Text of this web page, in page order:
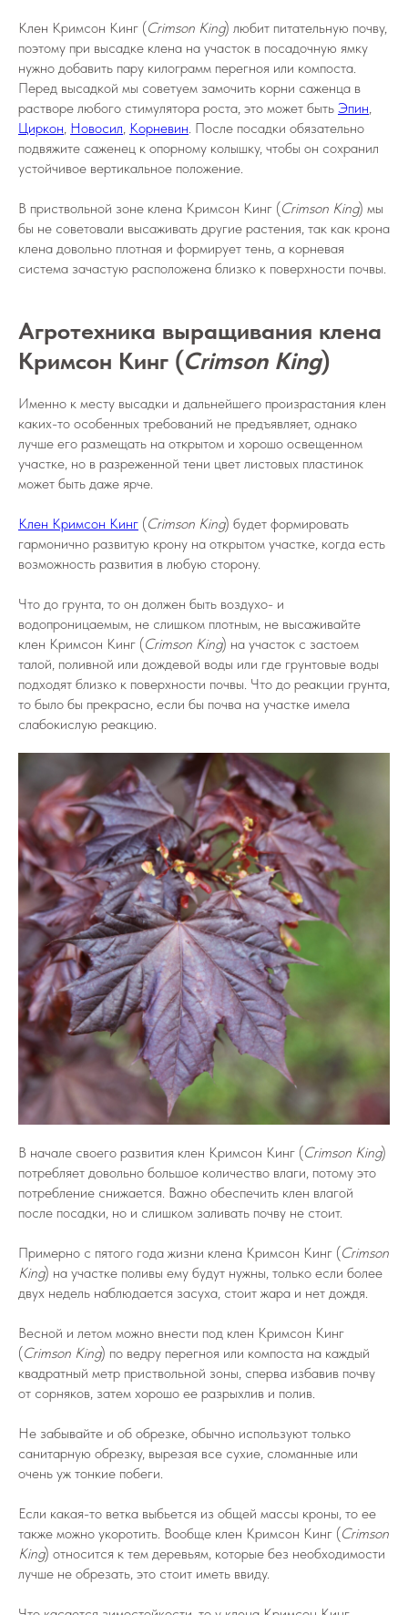
Клен Кримсон Кинг (Crimson King) любит питательную почву,
поэтому при высадке клена на участок в посадочную ямку
нужно добавить пару килограмм перегноя или компоста.
Перед высадкой мы советуем замочить корни саженца в
растворе любого стимулятора роста, это может быть Эпин,
Циркон, Новосил, Корневин. После посадки обязательно
подвяжите саженец к опорному колышку, чтобы он сохранил
устойчивое вертикальное положение.
В приствольной зоне клена Кримсон Кинг (Crimson King) мы
бы не советовали высаживать другие растения, так как крона
клена довольно плотная и формирует тень, а корневая
система зачастую расположена близко к поверхности почвы.
Агротехника выращивания клена
Кримсон Кинг (Crimson King)
Именно к месту высадки и дальнейшего произрастания клен
каких-то особенных требований не предъявляет, однако
лучше его размещать на открытом и хорошо освещенном
участке, но в разреженной тени цвет листовых пластинок
может быть даже ярче.
Клен Кримсон Кинг (Crimson King) будет формировать
гармонично развитую крону на открытом участке, когда есть
возможность развития в любую сторону.
Что до грунта, то он должен быть воздухо- и
водопроницаемым, не слишком плотным, не высаживайте
клен Кримсон Кинг (Crimson King) на участок с застоем
талой, поливной или дождевой воды или где грунтовые воды
подходят близко к поверхности почвы. Что до реакции грунта,
то было бы прекрасно, если бы почва на участке имела
слабокислую реакцию.
В начале своего развития клен Кримсон Кинг (Crimson King)
потребляет довольно большое количество влаги, потому это
потребление снижается. Важно обеспечить клен влагой
после посадки, но и слишком заливать почву не стоит.
Примерно с пятого года жизни клена Кримсон Кинг (Crimson
King) на участке поливы ему будут нужны, только если более
двух недель наблюдается засуха, стоит жара и нет дождя.
Весной и летом можно внести под клен Кримсон Кинг
(Crimson King) по ведру перегноя или компоста на каждый
квадратный метр приствольной зоны, сперва избавив почву
от сорняков, затем хорошо ее разрыхлив и полив.
Не забывайте и об обрезке, обычно используют только
санитарную обрезку, вырезая все сухие, сломанные или
очень уж тонкие побеги.
Если какая-то ветка выбьется из общей массы кроны, то ее
также можно укоротить. Вообще клен Кримсон Кинг (Crimson
King) относится к тем деревьям, которые без необходимости
лучше не обрезать, это стоит иметь ввиду.